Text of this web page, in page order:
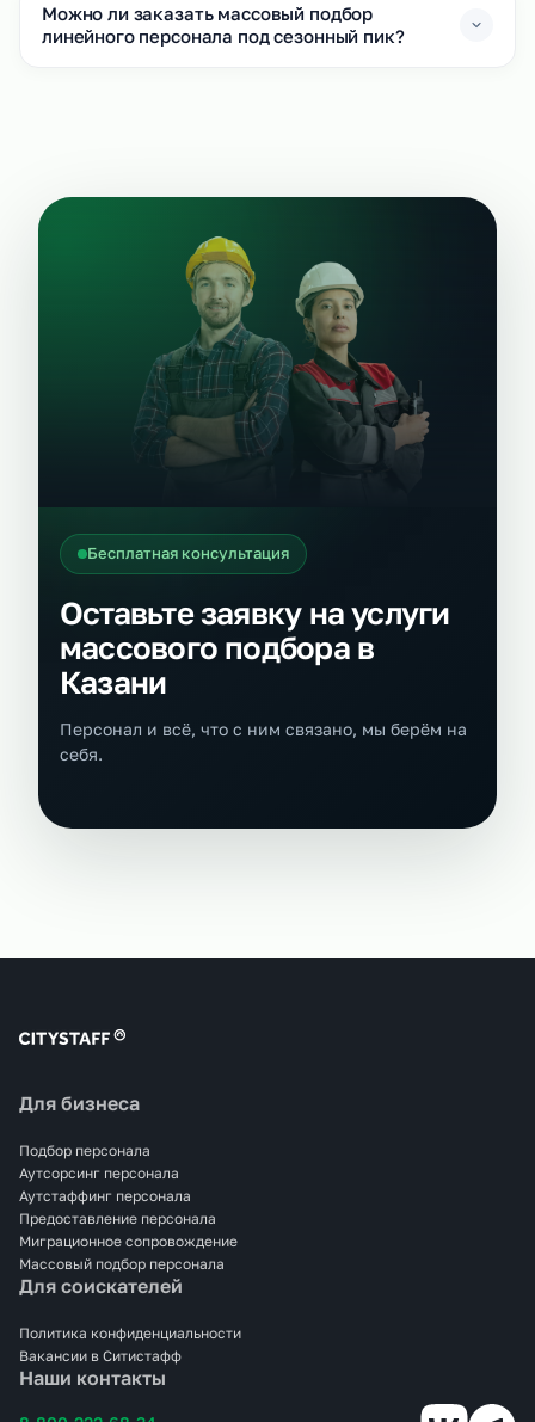
Можно ли заказать массовый подбор
линейного персонала под сезонный пик?
Бесплатная консультация
Оставьте заявку на услуги
массового подбора в
Казани
Персонал и всё, что с ним связано, мы берём на
себя.
Наши контакты
Для бизнеса
Подбор персонала
Аутсорсинг персонала
Аутстаффинг персонала
Предоставление персонала
Миграционное сопровождение
Массовый подбор персонала
Для соискателей
Политика конфиденциальности
Вакансии в Ситистафф